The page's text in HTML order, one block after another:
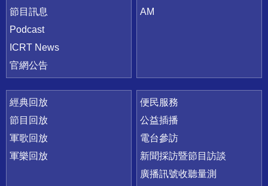
節目訊息
Podcast
ICRT News
官網公告
AM
經典回放
節目回放
軍歌回放
軍樂回放
便民服務
公益插播
電台參訪
新聞採訪暨節目訪談
廣播訊號收聽量測